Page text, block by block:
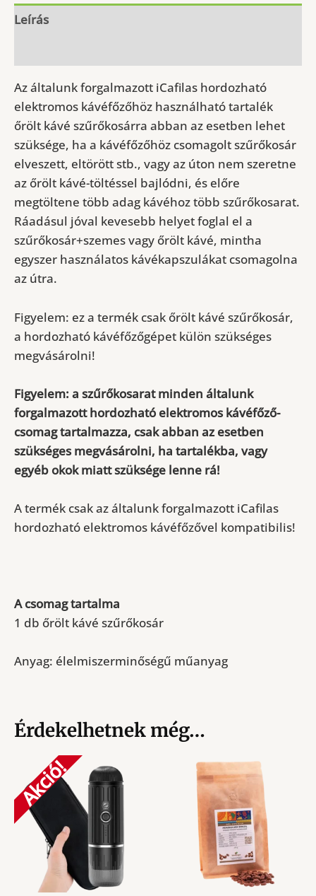
kávéfőzőgéphez
Leírás
Az általunk forgalmazott iCafilas hordozható
elektromos kávéfőzőhöz használható tartalék
őrölt kávé szűrőkosárra abban az esetben lehet
szüksége, ha a kávéfőzőhöz csomagolt szűrőkosár
elveszett, eltörött stb., vagy az úton nem szeretne
az őrölt kávé-töltéssel bajlódni, és előre
megtöltene több adag kávéhoz több szűrőkosarat.
Ráadásul jóval kevesebb helyet foglal el a
szűrőkosár+szemes vagy őrölt kávé, mintha
egyszer használatos kávékapszulákat csomagolna
az útra.
Figyelem: ez a termék csak őrölt kávé szűrőkosár,
a hordozható kávéfőzőgépet külön szükséges
megvásárolni!
Figyelem: a szűrőkosarat minden általunk
forgalmazotthordozható elektromos kávéfőző-
csomag tartalmazza, csak abban az esetben
szükséges megvásárolni, ha tartalékba, vagy
egyéb okok miatt szüksége lenne rá!
A termék csak azáltalunk forgalmazott iCafilas
hordozható elektromos kávéfőzővel kompatibilis!
A csomag tartalma
1 db őrölt kávé szűrőkosár
Anyag: élelmiszerminőségű műanyag
Érdekelhetnek még…
Akció!